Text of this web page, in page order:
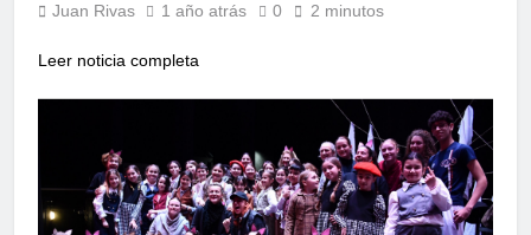
Juan Rivas 1 año atrás 0 2 minutos
Leer noticia completa